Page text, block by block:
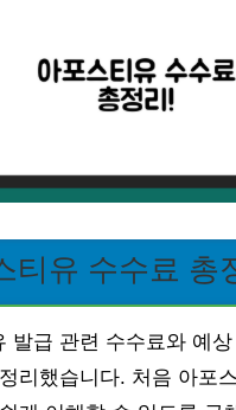
티유 수수료 총
발급 관련 수수료와 예
리했습니다. 처음 아포